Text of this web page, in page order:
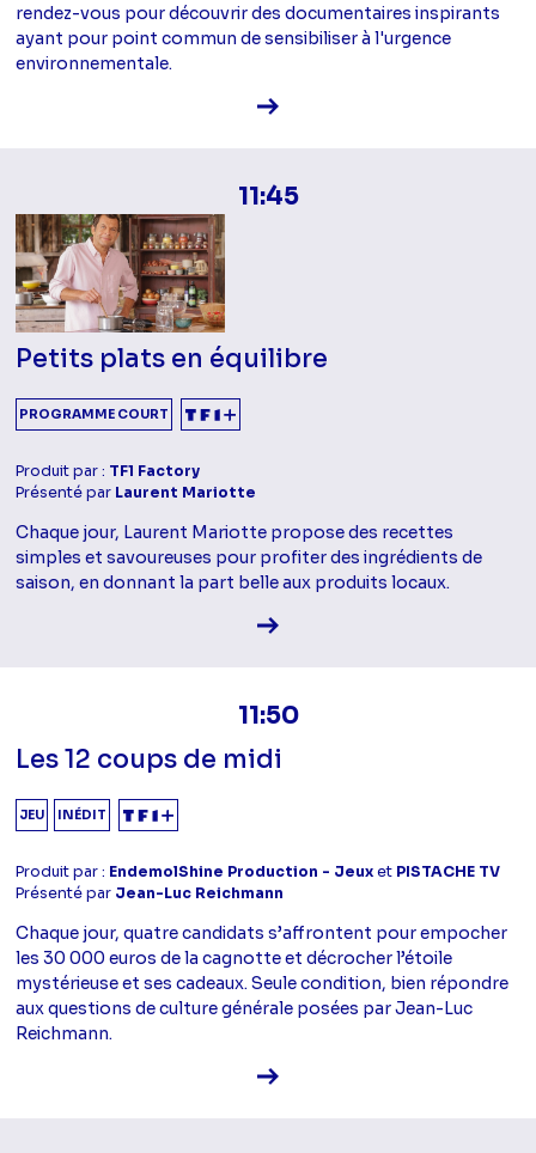
rendez-vous pour découvrir des documentaires inspirants
ayant pour point commun de sensibiliser à l'urgence
environnementale.
Voir la fiche diffusion
11:45
Petits plats en équilibre
PROGRAMME COURT
Produit par : TF1 Factory
Présenté par Laurent Mariotte
Chaque jour, Laurent Mariotte propose des recettes
simples et savoureuses pour profiter des ingrédients de
saison, en donnant la part belle aux produits locaux.
Voir la fiche diffusion
11:50
Les 12 coups de midi
JEU INÉDIT
Produit par : EndemolShine Production - Jeuxet PISTACHE TV
Présenté par Jean-Luc Reichmann
Chaque jour, quatre candidats s’affrontent pour empocher
les 30 000 euros de la cagnotte et décrocher l’étoile
mystérieuse et ses cadeaux. Seule condition, bien répondre
aux questions de culture générale posées par Jean-Luc
Reichmann.
Voir la fiche diffusion